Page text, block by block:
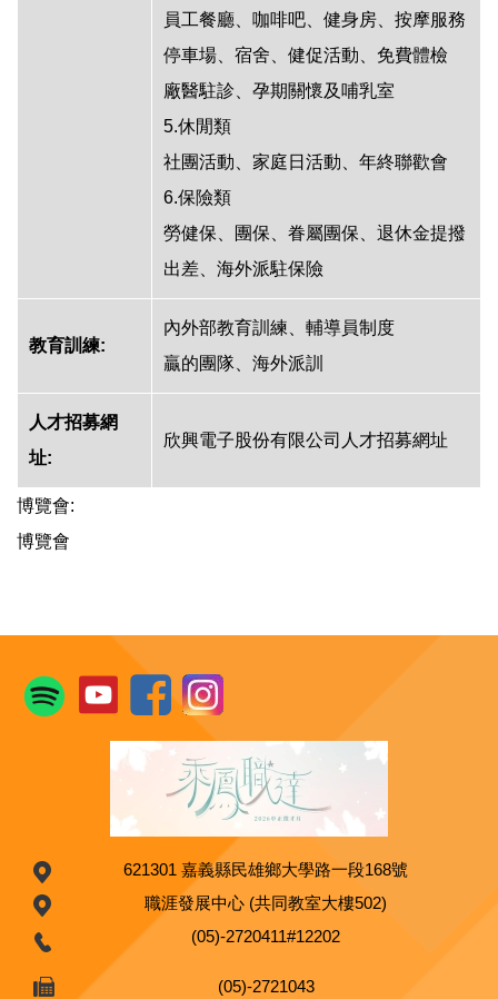
員工餐廳、咖啡吧、健身房、按摩服務
停車場、宿舍、健促活動、免費體檢
廠醫駐診、孕期關懷及哺乳室
5.休閒類
社團活動、家庭日活動、年終聯歡會
6.保險類
勞健保、團保、眷屬團保、退休金提撥
出差、海外派駐保險
教育訓練:
內外部教育訓練、輔導員制度
贏的團隊、海外派訓
人才招募網
址:
欣興電子股份有限公司人才招募網址
博覽會:
博覽會
621301 嘉義縣民雄鄉大學路一段168號
職涯發展中心 (共同教室大樓502)
(05)-2720411#12202
(05)-2721043